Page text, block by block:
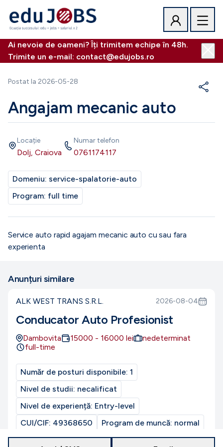
Ai nevoie de oameni? Îți trimitem echipe în 48h.
Trimite un e-mail: contact@edujobs.ro
Postat la 2026-05-28
Angajam mecanic auto
Locație
Dolj, Craiova
Numar telefon
0761174117
Domeniu: service-spalatorie-auto
Program: full time
Service auto rapid agajam mecanic auto cu sau fara
experienta
Anunțuri similare
ALK WEST TRANS S.R.L. 2026-08-04
Conducator Auto Profesionist
Dambovita 15000 - 16000 lei
nedeterminat
full-time
Număr de posturi disponibile: 1
Nivel de studii: necalificat
Nivel de experiență: Entry-level
CUI/CIF: 49368650 Program de muncă: normal